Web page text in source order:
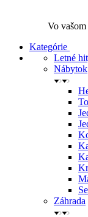
Vo
Kategórie
Letné
Nábytok
Záhrada